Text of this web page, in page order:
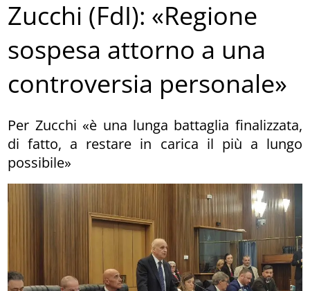
Zucchi (FdI): «Regione
sospesa attorno a una
controversia personale»
Per Zucchi «è una lunga battaglia finalizzata,
di fatto, a restare in carica il più a lungo
possibile»